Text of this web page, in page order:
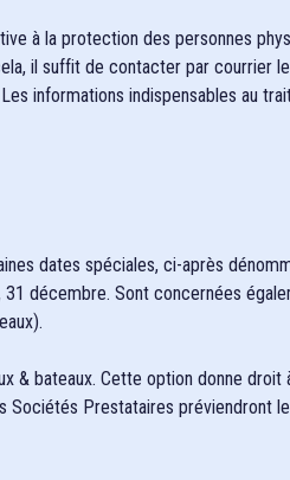
à la protection des personnes
il suffit de contacter par courrier
informations indispensables au
dates spéciales, ci-après
décembre. Sont concernées
& bateaux. Cette option donne
Prestataires préviendront